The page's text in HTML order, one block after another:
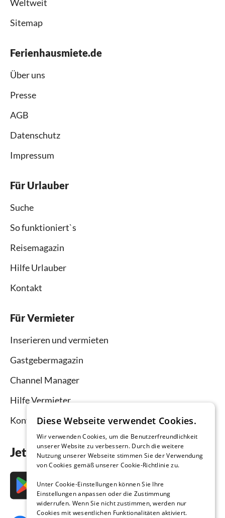
Weltweit
Sitemap
Ferienhausmiete.de
Über uns
Presse
AGB
Datenschutz
Impressum
Für Urlauber
Suche
So funktioniert`s
Reisemagazin
Hilfe Urlauber
Kontakt
Für Vermieter
Inserieren und vermieten
Gastgebermagazin
Channel Manager
Hilfe Vermieter
Kontakt
Jetzt die App downloaden
Diese Webseite verwendet Cookies.
Wir verwenden Cookies, um die Benutzerfreundlichkeit
unserer Website zu verbessern. Durch die weitere
Nutzung unserer Webseite stimmen Sie der Verwendung
von Cookies gemäß unserer Cookie-Richtlinie zu.
Unter Cookie-Einstellungen können Sie Ihre
Einstellungen anpassen oder die Zustimmung
widerrufen. Wenn Sie nicht zustimmen, werden nur
Cookies mit wesentlichen Funktionalitäten aktiviert.